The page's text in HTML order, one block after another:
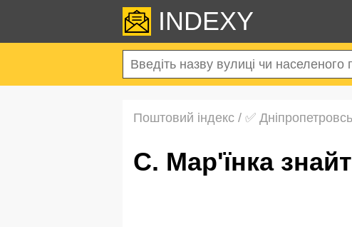
INDEXY
Поштовий індекс / ✅
с. Мар'їнка